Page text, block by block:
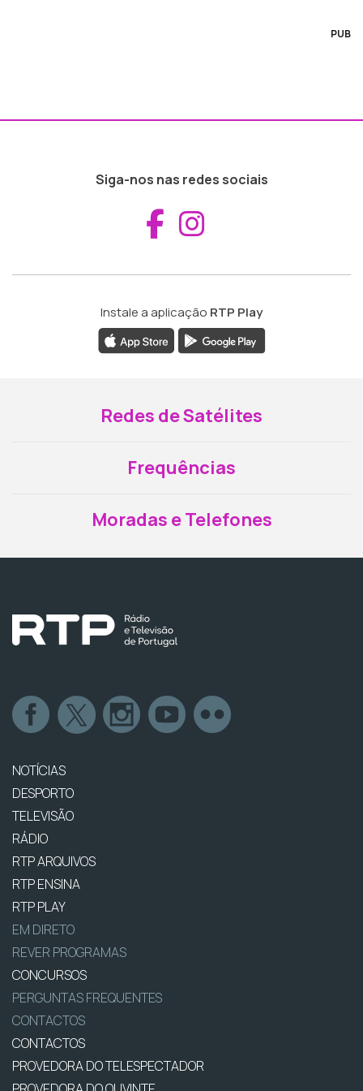
PUB
Siga-nos nas redes sociais
Aceder ao
Instale a aplicação RTP Play
Redes de Satélites
Frequências
Moradas e Telefones
NOTÍCIAS
DESPORTO
TELEVISÃO
RÁDIO
RTP ARQUIVOS
RTP ENSINA
RTP PLAY
EM DIRETO
REVER PROGRAMAS
CONCURSOS
PERGUNTAS FREQUENTES
CONTACTOS
CONTACTOS
PROVEDORA DO TELESPECTADOR